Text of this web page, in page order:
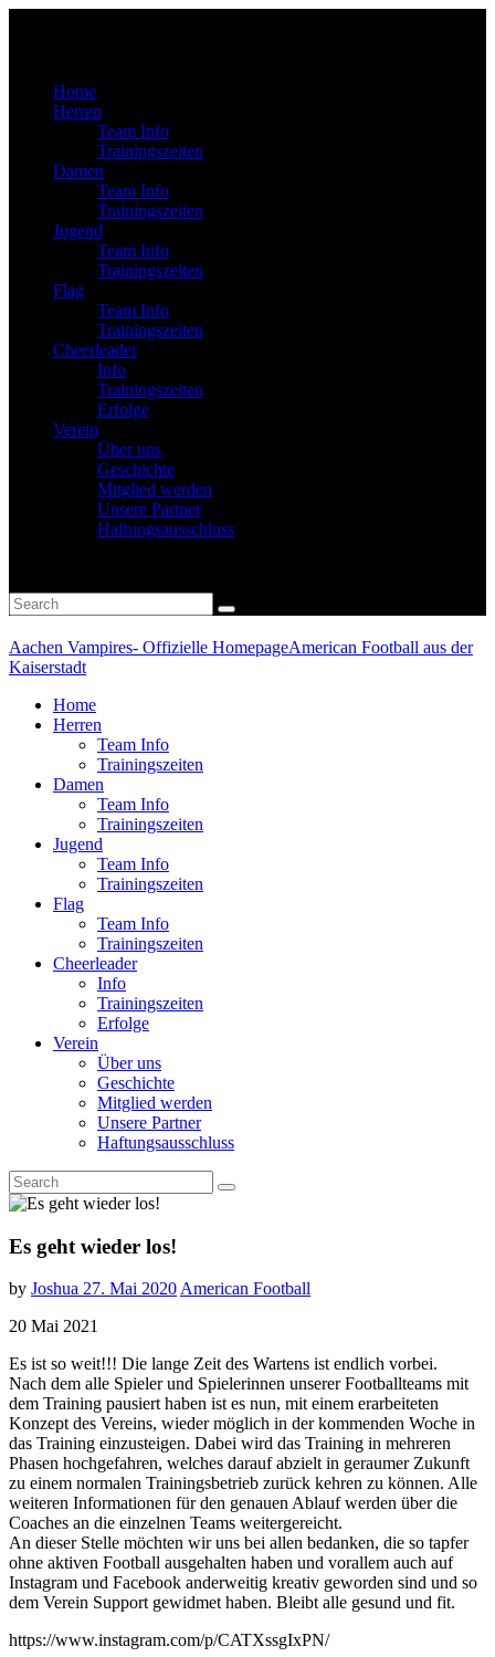
Home
Herren
Team Info
Trainingszeiten
Damen
Team Info
Trainingszeiten
Jugend
Team Info
Trainingszeiten
Flag
Team Info
Trainingszeiten
Cheerleader
Info
Trainingszeiten
Erfolge
Verein
Über uns
Geschichte
Mitglied werden
Unsere Partner
Haftungsausschluss
Aachen Vampires- Offizielle HomepageAmerican Football aus der
Kaiserstadt
Home
Herren
Team Info
Trainingszeiten
Damen
Team Info
Trainingszeiten
Jugend
Team Info
Trainingszeiten
Flag
Team Info
Trainingszeiten
Cheerleader
Info
Trainingszeiten
Erfolge
Verein
Über uns
Geschichte
Mitglied werden
Unsere Partner
Haftungsausschluss
Es geht wieder los!
by Joshua 27. Mai 2020American Football
20 Mai 2021
Es ist so weit!!! Die lange Zeit des Wartens ist endlich vorbei.
Nach dem alle Spieler und Spielerinnen unserer Footballteams mit
dem Training pausiert haben ist es nun, mit einem erarbeiteten
Konzept des Vereins, wieder möglich in der kommenden Woche in
das Training einzusteigen. Dabei wird das Training in mehreren
Phasen hochgefahren, welches darauf abzielt in geraumer Zukunft
zu einem normalen Trainingsbetrieb zurück kehren zu können. Alle
weiteren Informationen für den genauen Ablauf werden über die
Coaches an die einzelnen Teams weitergereicht.
An dieser Stelle möchten wir uns bei allen bedanken, die so tapfer
ohne aktiven Football ausgehalten haben und vorallem auch auf
Instagram und Facebook anderweitig kreativ geworden sind und so
dem Verein Support gewidmet haben. Bleibt alle gesund und fit.
https://www.instagram.com/p/CATXssgIxPN/